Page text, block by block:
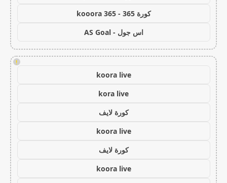
كورة 365 - kooora 365
اس جول - AS Goal
!
koora live
kora live
كورة لايف
koora live
كورة لايف
koora live